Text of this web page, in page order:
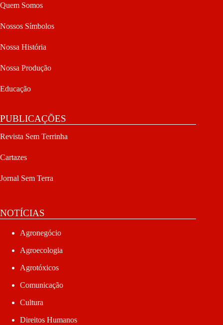
Quem Somos
Nossos Símbolos
Nossa História
Nossa Produção
Educação
PUBLICAÇÕES
Revista Sem Terrinha
Cartazes
Jornal Sem Terra
NOTÍCIAS
Agronegócio
Agroecologia
Agrotóxicos
Comunicação
Cultura
Direitos Humanos